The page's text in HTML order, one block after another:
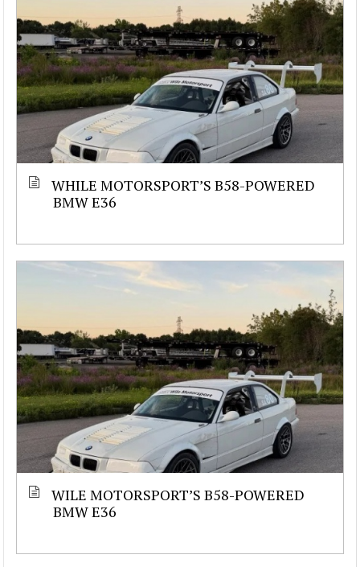
WHILE MOTORSPORT’S B58-POWERED
BMW E36
WILE MOTORSPORT’S B58-POWERED
BMW E36